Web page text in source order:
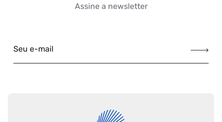
Assine a newsletter
Seu e-mail